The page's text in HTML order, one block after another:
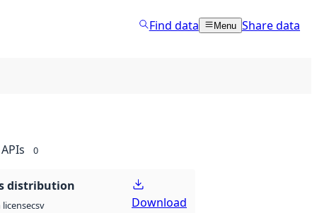
Find data Menu Share data
APIs 0
distribution
csv Download